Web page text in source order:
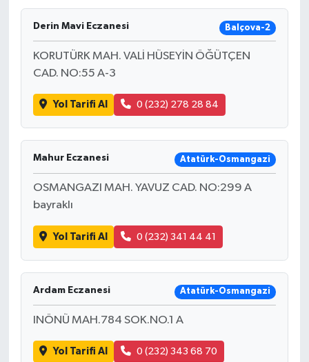
Derin Mavi Eczanesi Balçova-2
KORUTÜRK MAH. VALİ HÜSEYİN ÖĞÜTÇEN
CAD. NO:55 A-3
Yol Tarifi Al 0 (232) 278 28 84
Mahur Eczanesi Atatürk-Osmangazi
OSMANGAZI MAH. YAVUZ CAD. NO:299 A
bayraklı
Yol Tarifi Al 0 (232) 341 44 41
Ardam Eczanesi Atatürk-Osmangazi
INÖNÜ MAH.784 SOK.NO.1 A
Yol Tarifi Al 0 (232) 343 68 70